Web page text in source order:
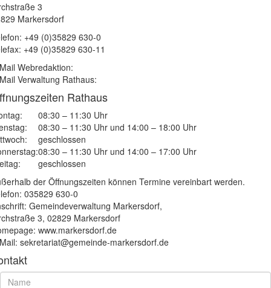
3
Markersdorf
+49 (0)35829 630-0
+49 (0)35829 630-11
Webredaktion:
Verwaltung Rathaus:
Rathaus
08:30 – 11:30 Uhr
08:30 – 11:30 Uhr und 14:00 – 18:00 Uhr
geschlossen
08:30 – 11:30 Uhr und 14:00 – 17:00 Uhr
geschlossen
der Öffnungszeiten können Termine vereinbart werden.
035829 630-0
Gemeindeverwaltung Markersdorf,
3, 02829 Markersdorf
www.markersdorf.de
sekretariat@gemeinde-markersdorf.de